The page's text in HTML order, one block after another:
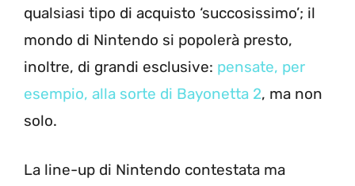
qualsiasi tipo di acquisto ‘succosissimo’; il
mondo di Nintendo si popolerà presto,
inoltre, di grandi esclusive: pensate, per
esempio, alla sorte di Bayonetta 2, ma non
solo.
La line-up di Nintendo contestata ma